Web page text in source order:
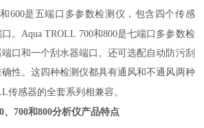
和 600是五端口多参数检测仪，包含四个传感
。 Aqua TROLL 700和800是七端口多参数检
口和一个刮水器端口。还可选配自动防污刮
性。这四种检测仪都具有通风和不通风两种
传感器的全套系列相兼容。
、700和800分析仪产品特点